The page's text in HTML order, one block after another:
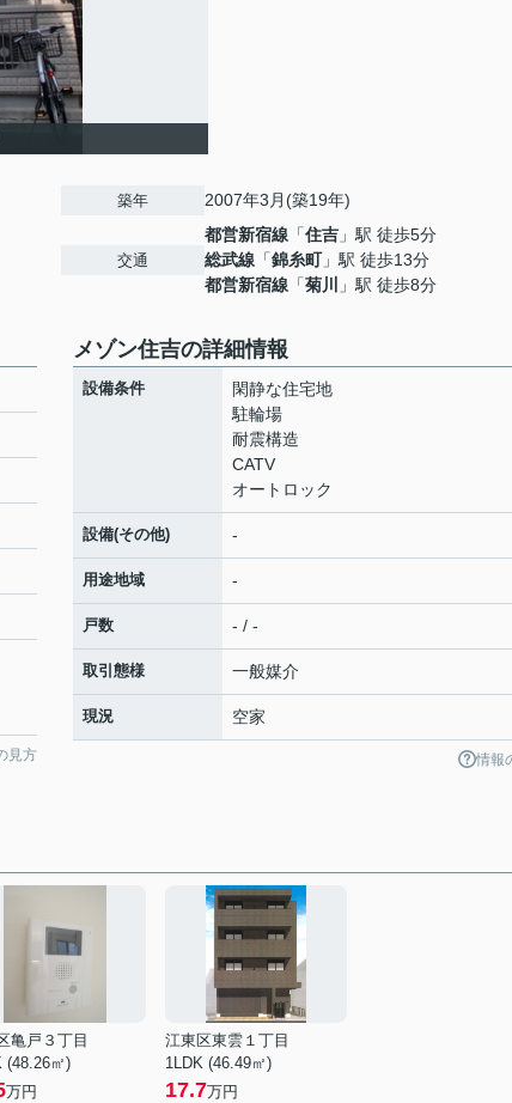
築年 2007年3月(築19年)
交通
都営新宿線 「住吉 」駅 徒歩5分
総武線 「錦糸町」駅 徒歩13分
都営新宿線 「菊川 」駅 徒歩8分
見方
メゾン住吉の詳細情報
設備条件
閑静な住宅地
駐輪場
耐震構造
CATV
オートロック
設備(その他) -
用途地域 -
戸数 - / -
取引態様 一般媒介
現況 空家
情報
亀戸３丁目
(48.26㎡)
万円
江東区東雲１丁目
1LDK (46.49㎡)
17.7万円